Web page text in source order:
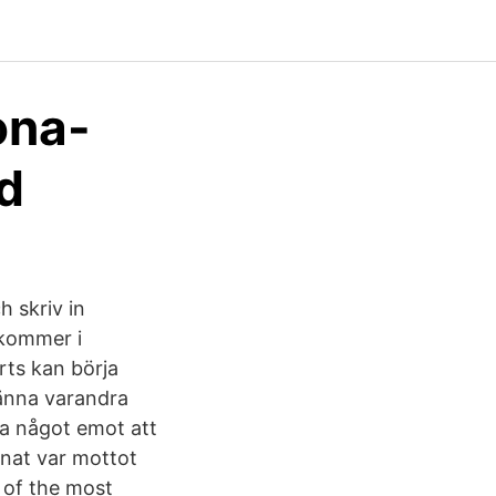
skriv in
i
kan börja
varandra
något emot att
var mottot
of the most